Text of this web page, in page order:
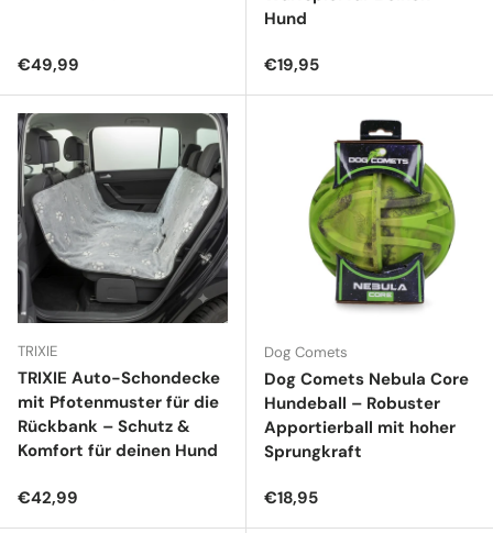
Normaler Preis
€49,99
Hund
Normaler Preis
€19,95
TRIXIE
TRIXIE Auto-Schondecke
mit Pfotenmuster für die
Rückbank – Schutz &
Komfort für deinen Hund
Normaler Preis
€42,99
Dog Comets
Dog Comets Nebula Core
Hundeball – Robuster
Apportierball mit hoher
Sprungkraft
Normaler Preis
€18,95